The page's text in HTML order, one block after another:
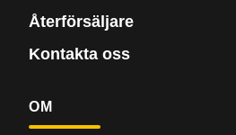
Återförsäljare
Kontakta oss
OM